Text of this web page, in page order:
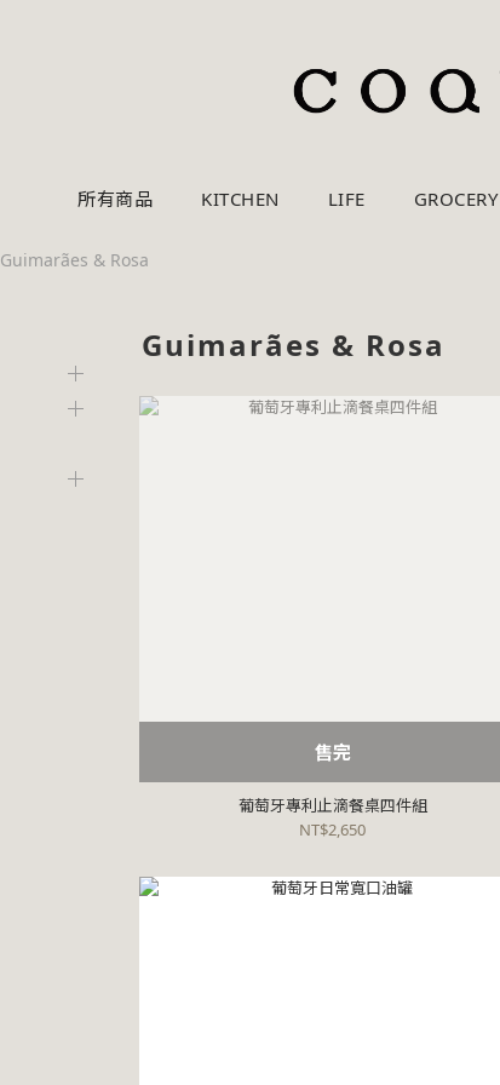
所有商品 KITCHEN LIFE GROCERY
Guimarães & Rosa
Guimarães & Rosa
售完
葡萄牙專利止滴餐桌四件組
NT$2,650